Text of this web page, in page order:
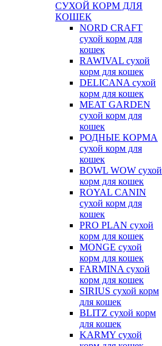
СУХОЙ КОРМ ДЛЯ
КОШЕК
NORD CRAFT
сухой корм для
кошек
RAWIVAL сухой
корм для кошек
DELICANA сухой
корм для кошек
MEAT GARDEN
сухой корм для
кошек
РОДНЫЕ КОРМА
сухой корм для
кошек
BOWL WOW сухой
корм для кошек
ROYAL CANIN
сухой корм для
кошек
PRO PLAN сухой
корм для кошек
MONGE сухой
корм для кошек
FARMINA сухой
корм для кошек
SIRIUS сухой корм
для кошек
BLITZ сухой корм
для кошек
KARMY сухой